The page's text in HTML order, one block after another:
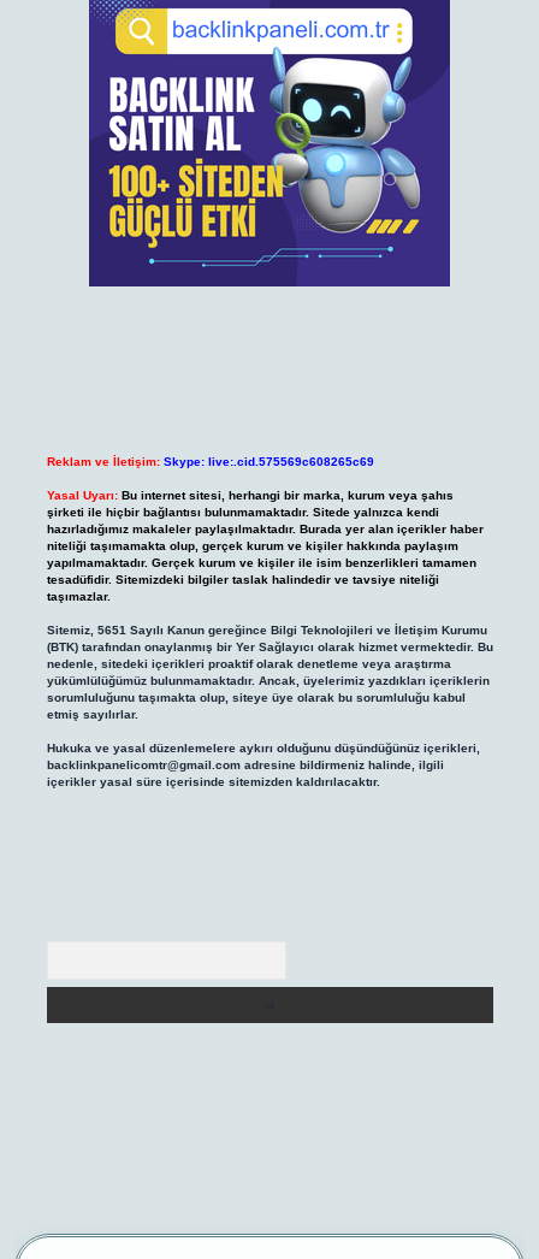
Reklam ve İletişim: Skype: live:.cid.575569c608265c69
Yasal Uyarı: Bu internet sitesi, herhangi bir marka, kurum veya şahıs
şirketi ile hiçbir bağlantısı bulunmamaktadır. Sitede yalnızca kendi
hazırladığımız makaleler paylaşılmaktadır. Burada yer alan içerikler haber
niteliği taşımamakta olup, gerçek kurum ve kişiler hakkında paylaşım
yapılmamaktadır. Gerçek kurum ve kişiler ile isim benzerlikleri tamamen
tesadüfidir. Sitemizdeki bilgiler taslak halindedir ve tavsiye niteliği
taşımazlar.
Sitemiz, 5651 Sayılı Kanun gereğince Bilgi Teknolojileri ve İletişim Kurumu
(BTK) tarafından onaylanmış bir Yer Sağlayıcı olarak hizmet vermektedir. Bu
nedenle, sitedeki içerikleri proaktif olarak denetleme veya araştırma
yükümlülüğümüz bulunmamaktadır. Ancak, üyelerimiz yazdıkları içeriklerin
sorumluluğunu taşımakta olup, siteye üye olarak bu sorumluluğu kabul
etmiş sayılırlar.
Hukuka ve yasal düzenlemelere aykırı olduğunu düşündüğünüz içerikleri,
backlinkpanelicomtr@gmail.comadresine bildirmeniz halinde, ilgili
içerikler yasal süre içerisinde sitemizden kaldırılacaktır.